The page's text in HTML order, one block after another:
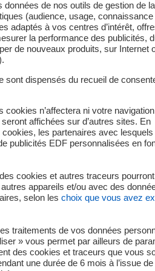
sur un tableau
des essais de requalification
de production n° 2 de la
un court-circuit au niveau du
filtration de la voie requise (SFI*).
du tableau électrique a pu être
personnel et la sûreté des
et de radioprotection
de refroidissement de certains
de nos outils de gestion de
(audience, usage,
adaptés à vos centres d’intérêt,
la performance des publicités,
de nouveaux produits, sur Internet
sont dispensés du recueil de
cookies n’affectera ni votre
affichées sur d’autres sites. En
les partenaires avec
publicités EDF personnalisées en
cookies et autres traceurs
appareils et/ou avec des
selon les choix que vous avez
traitements de vos données
» vous permet par ailleurs de
des cookies et traceurs que vous
une durée de 6 mois à l’issue de